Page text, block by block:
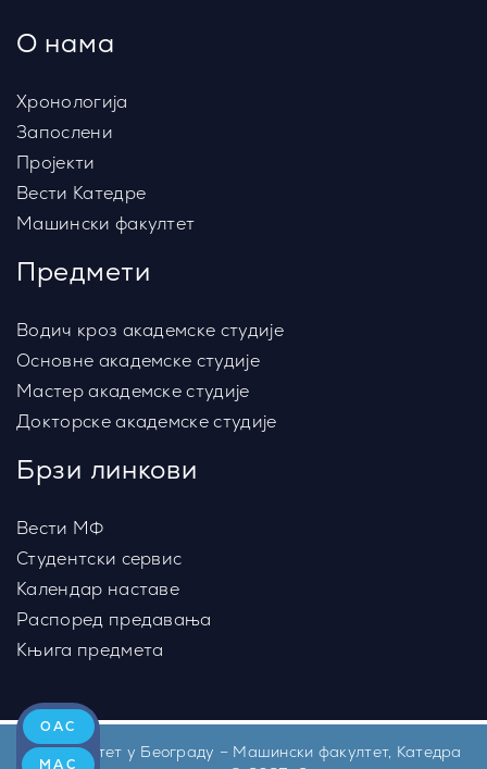
ОАС
МАС
О нама
Хронологија
Запослени
Пројекти
Вести Катедре
Машински факултет
Предмети
Водич кроз академске студије
Основне академске студије
Мастер академске студије
Докторске академске студије
Брзи линкови
Вести МФ
Студентски сервис
Календар наставе
Распоред предавања
Књига предмета
Универзитет у Београду – Машински факултет, Катедра